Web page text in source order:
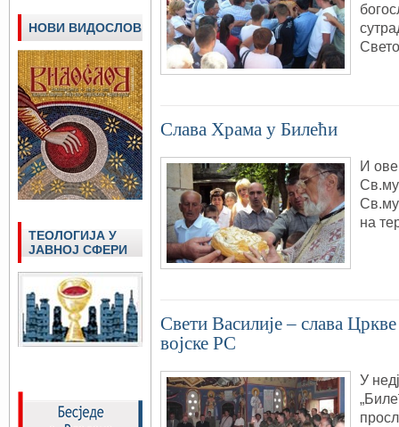
Слава Храма у Билећи
И ове
на
Свети Василије – слава
војске РС
У
НОВИ ВИДОСЛОВ
ТЕОЛОГИЈА У
ЈАВНОЈ СФЕРИ